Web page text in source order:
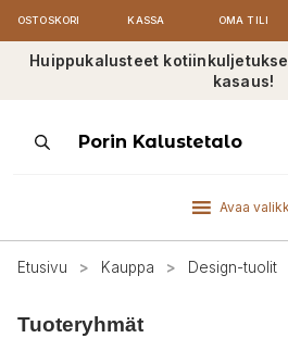
OSTOSKORI KASSA OMA TILI
Huippukalusteet
kasaus!
ProductsPorin Kalustetalo
Avaa
Etusivu > Kauppa > Design-tuolit
Tuoteryhmät